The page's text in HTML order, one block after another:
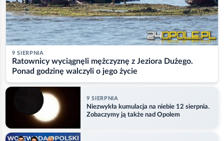
9 SIERPNIA
Ratownicy wyciągnęli mężczyznę z Jeziora Dużego.
Ponad godzinę walczyli o jego życie
9 SIERPNIA
Niezwykła kumulacja na niebie 12 sierpnia.
Zobaczymy ją także nad Opolem